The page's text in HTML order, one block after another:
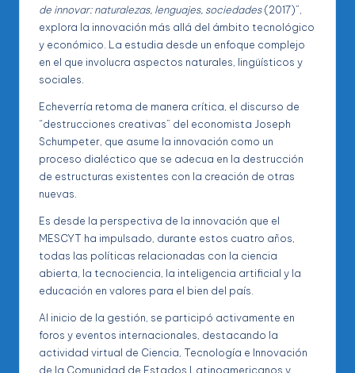
de innovar: naturalezas, lenguajes, sociedades(2017)”,
explora la innovación más allá del ámbito tecnológico
y económico. La estudia desde un enfoque complejo
en el que involucra aspectos naturales, lingüísticos y
sociales.
Echeverría retoma de manera crítica, el discurso de
“destrucciones creativas” del economista Joseph
Schumpeter, que asume la innovación como un
proceso dialéctico que se adecua en la destrucción
de estructuras existentes con la creación de otras
nuevas.
Es desde la perspectiva de la innovación que el
MESCYT ha impulsado, durante estos cuatro años,
todas las políticas relacionadas con la ciencia
abierta, la tecnociencia, la inteligencia artificial y la
educación en valores para el bien del país.
Al inicio de la gestión, se participó activamente en
foros y eventos internacionales, destacando la
actividad virtual de Ciencia, Tecnología e Innovación
de la Comunidad de Estados Latinoamericanos y